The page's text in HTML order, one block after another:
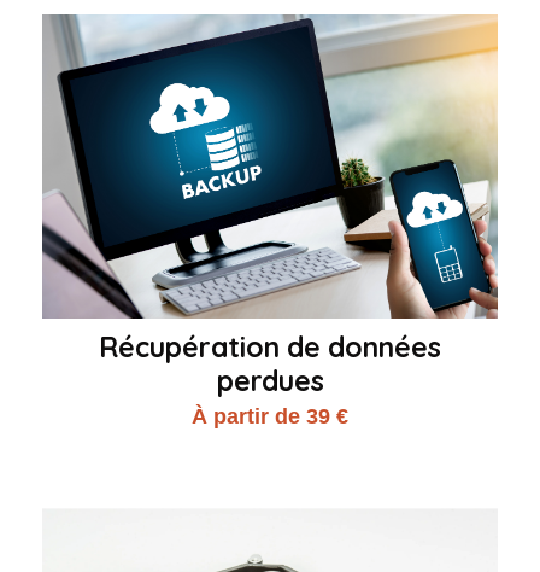
Récupération de données
perdues
À partir de 39 €